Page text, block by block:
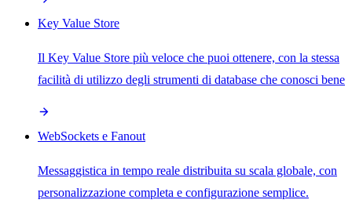
Key Value Store
Il Key Value Store più veloce che puoi ottenere, con la stessa
facilità di utilizzo degli strumenti di database che conosci bene
WebSockets e Fanout
Messaggistica in tempo reale distribuita su scala globale, con
personalizzazione completa e configurazione semplice.